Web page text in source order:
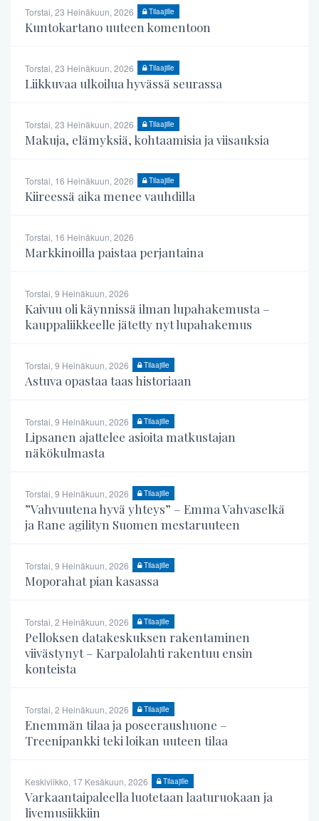
Torstai, 23 Heinäkuun, 2026 Tilaajille
Kuntokartano uuteen komentoon
Torstai, 23 Heinäkuun, 2026 Tilaajille
Liikkuvaa ulkoilua hyvässä seurassa
Torstai, 23 Heinäkuun, 2026 Tilaajille
Makuja, elämyksiä, kohtaamisia ja viisauksia
Torstai, 16 Heinäkuun, 2026 Tilaajille
Kiireessä aika menee vauhdilla
Torstai, 16 Heinäkuun, 2026
Markkinoilla paistaa perjantaina
Torstai, 9 Heinäkuun, 2026
Kaivuu oli käynnissä ilman lupahakemusta –
kauppaliikkeelle jätetty nyt lupahakemus
Torstai, 9 Heinäkuun, 2026 Tilaajille
Astuva opastaa taas historiaan
Torstai, 9 Heinäkuun, 2026 Tilaajille
Lipsanen ajattelee asioita matkustajan
näkökulmasta
Torstai, 9 Heinäkuun, 2026 Tilaajille
”Vahvuutena hyvä yhteys” – Emma Vahvaselkä
ja Rane agilityn Suomen mestaruuteen
Torstai, 9 Heinäkuun, 2026 Tilaajille
Moporahat pian kasassa
Torstai, 2 Heinäkuun, 2026 Tilaajille
Pelloksen datakeskuksen rakentaminen
viivästynyt – Karpalolahti rakentuu ensin
konteista
Torstai, 2 Heinäkuun, 2026 Tilaajille
Enemmän tilaa ja poseeraushuone –
Treenipankki teki loikan uuteen tilaa
Keskiviikko, 17 Kesäkuun, 2026 Tilaajille
Varkaantaipaleella luotetaan laaturuokaan ja
livemusiikkiin